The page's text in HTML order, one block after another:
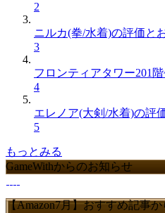
2
ニルカ(拳/水着)の評価と
3
フロンティアタワー201
4
エレノア(大剣/水着)の評
5
もっとみる
GameWithからのお知らせ
【Amazon7月】おすすめ記事